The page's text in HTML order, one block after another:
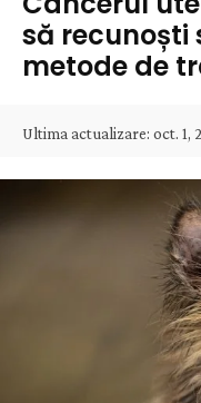
să recunoști
metode de
Ultima actualizare: oct. 1,